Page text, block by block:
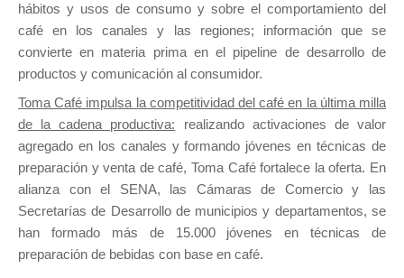
hábitos y usos de consumo y sobre el comportamiento del
café en los canales y las regiones; información que se
convierte en materia prima en el pipeline de desarrollo de
productos y comunicación al consumidor.
Toma Café impulsa la competitividad del café en la última milla
de la cadena productiva: realizando activaciones de valor
agregado en los canales y formando jóvenes en técnicas de
preparación y venta de café, Toma Café fortalece la oferta. En
alianza con el SENA, las Cámaras de Comercio y las
Secretarías de Desarrollo de municipios y departamentos, se
han formado más de 15.000 jóvenes en técnicas de
preparación de bebidas con base en café.